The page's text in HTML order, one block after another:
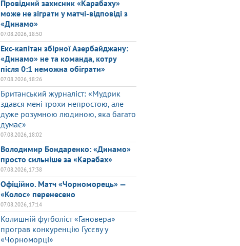
Провідний захисник «Карабаху»
може не зіграти у матчі-відповіді з
«Динамо»
07.08.2026, 18:50
Екс-капітан збірної Азербайджану:
«Динамо» не та команда, котру
після 0:1 неможна обіграти»
07.08.2026, 18:26
Британський журналіст: «Мудрик
здався мені трохи непростою, але
дуже розумною людиною, яка багато
думає»
07.08.2026, 18:02
Володимир Бондаренко: «Динамо»
просто сильніше за «Карабах»
07.08.2026, 17:38
Офіційно. Матч «Чорноморець» —
«Колос» перенесено
07.08.2026, 17:14
Колишній футболіст «Гановера»
програв конкуренцію Гусєву у
«Чорноморці»